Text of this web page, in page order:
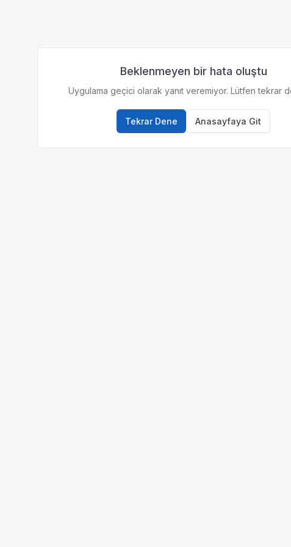
Beklenmeyen bir hata oluştu
Uygulama geçici olarak yanıt veremiyor. Lütfen tekrar
Tekrar Dene Anasayfaya Git